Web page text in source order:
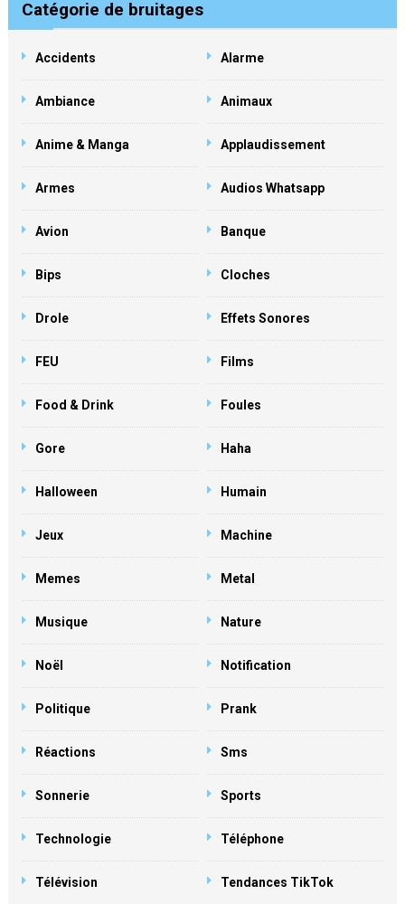
Catégorie de bruitages
Accidents Alarme
Ambiance Animaux
Anime & Manga Applaudissement
Armes Audios Whatsapp
Avion Banque
Bips Cloches
Drole Effets Sonores
FEU Films
Food & Drink Foules
Gore Haha
Halloween Humain
Jeux Machine
Memes Metal
Musique Nature
Noël Notification
Politique Prank
Réactions Sms
Sonnerie Sports
Technologie Téléphone
Télévision Tendances TikTok